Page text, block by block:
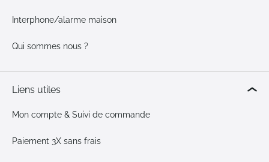
Interphone/alarme maison
Qui sommes nous ?
Liens utiles
Mon compte & Suivi de commande
Paiement 3X sans frais